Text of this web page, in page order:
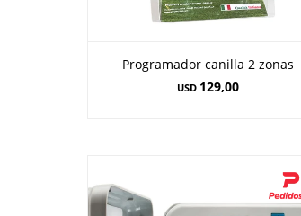
Programador canilla 2 zonas
USD 129,00